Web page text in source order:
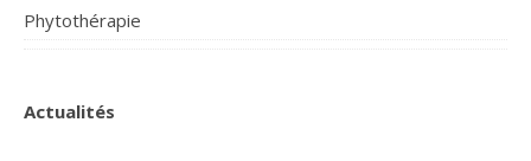
Phytothérapie
Actualités